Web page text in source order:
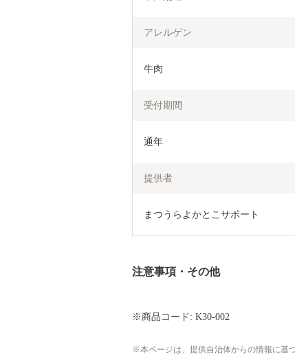
アレルゲン
牛肉
受付期間
通年
提供者
まつうらよかとこサポート
注意事項・その他
※商品コード: K30-002
本ページは、提供自治体からの情報に基